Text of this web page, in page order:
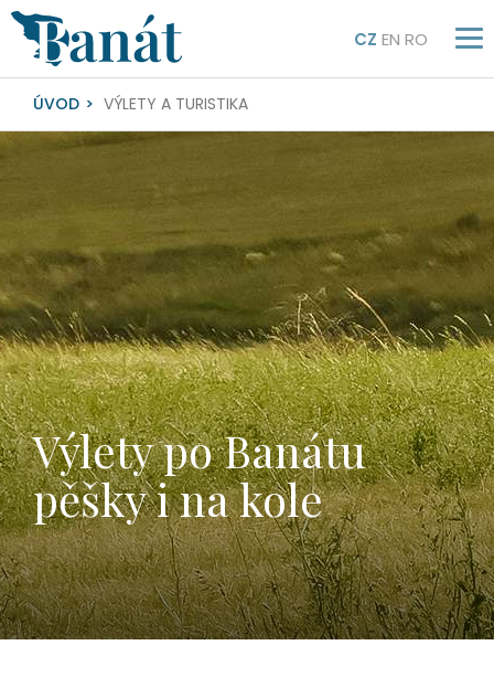
CZ EN RO
ÚVOD VÝLETY A TURISTIKA
Výlety po Banátu
pěšky i na kole